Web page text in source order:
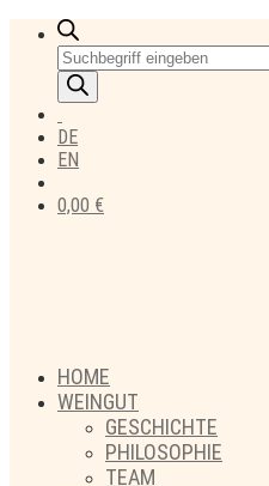
Products
search
DE
EN
0,00 €
HOME
WEINGUT
GESCHICHTE
PHILOSOPHIE
TEAM